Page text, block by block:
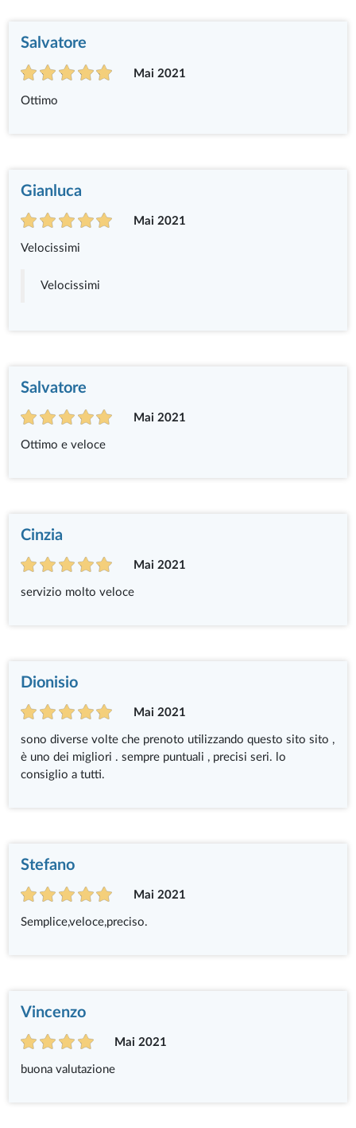
Salvatore
Mai 2021
Ottimo
Gianluca
Mai 2021
Velocissimi
Velocissimi
Salvatore
Mai 2021
Ottimo e veloce
Cinzia
Mai 2021
servizio molto veloce
Dionisio
Mai 2021
sono diverse volte che prenoto utilizzando questo sito sito ,
è uno dei migliori . sempre puntuali , precisi seri. lo
consiglio a tutti.
Stefano
Mai 2021
Semplice,veloce,preciso.
Vincenzo
Mai 2021
buona valutazione